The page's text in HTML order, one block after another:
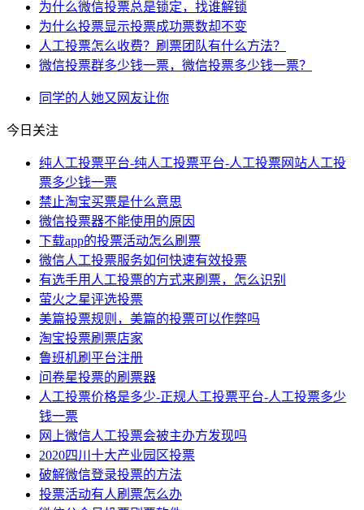
为什么微信投票总是锁定，找谁解锁
为什么投票显示投票成功票数却不变
人工投票怎么收费？刷票团队有什么方法？
微信投票群多少钱一票，微信投票多少钱一票？
同学的人她又 网友让你
今日关注
纯人工投票平台-纯人工投票平台-人工投票网站人工投
票多少钱一票
禁止淘宝买票是什么意思
微信投票器不能使用的原因
下载app的投票活动怎么刷票
微信人工投票服务如何快速有效投票
有选手用人工投票的方式来刷票，怎么识别
萤火之星评选投票
美篇投票规则，美篇的投票可以作弊吗
淘宝投票刷票店家
鲁班机刷平台注册
问卷星投票的刷票器
人工投票价格是多少-正规人工投票平台-人工投票多少
钱一票
网上微信人工投票会被主办方发现吗
2020四川十大产业园区投票
破解微信登录投票的方法
投票活动有人刷票怎么办